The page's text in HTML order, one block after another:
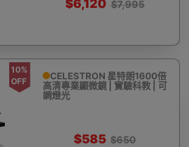
$6,120 $7,995
10%
OFF
CELESTRON 星特朗1600倍
高清專業顯微鏡 | 實驗科教 | 可
調燈光
$585 $650